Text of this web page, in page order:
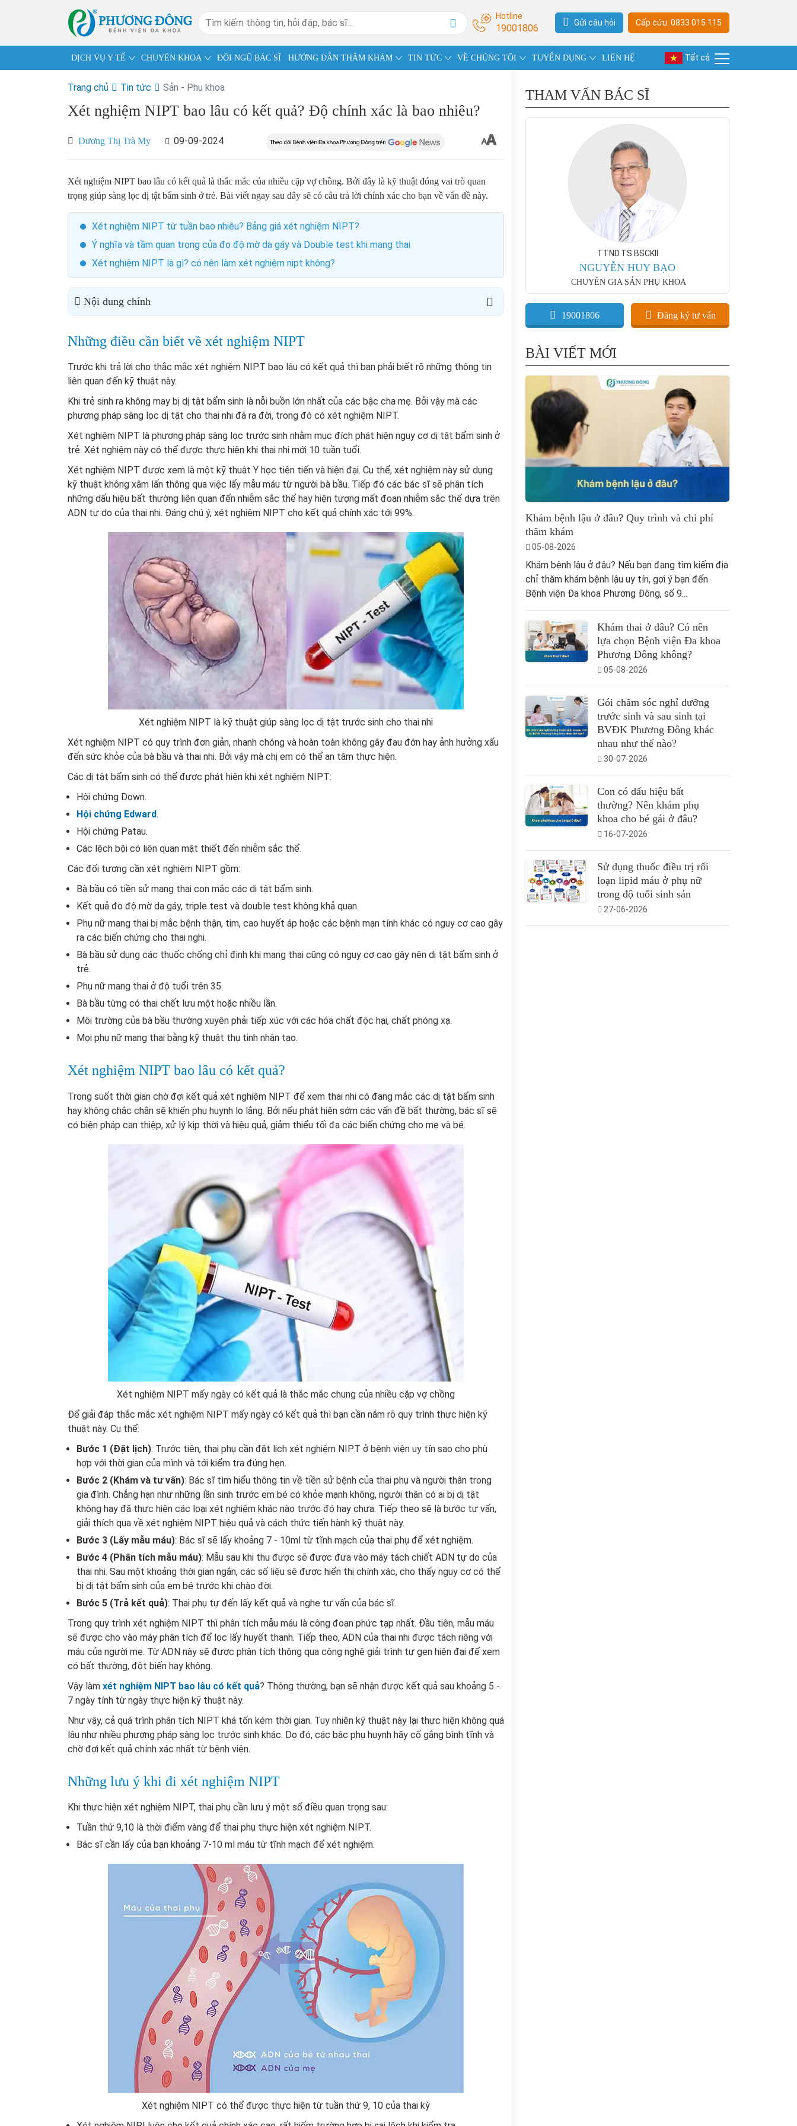
Hotline
19001806 Gửi câu hỏi Cấp cứu: 0833 015 115
DỊCH VỤ Y TẾ CHUYÊN KHOA ĐỘI NGŨ BÁC SĨ HƯỚNG DẪN THĂM KHÁM TIN TỨC VỀ CHÚNG TÔI TUYỂN DỤNG LIÊN HỆ Tất cả
Trang chủ Tin tức Sản - Phụ khoa
Xét nghiệm NIPT bao lâu có kết quả? Độ chính xác là bao nhiêu?
Dương Thị Trà My 09-09-2024
Xét nghiệm NIPT bao lâu có kết quả là thắc mắc của nhiều cặp vợ chồng. Bởi đây là kỹ thuật đóng vai trò quan
trọng giúp sàng lọc dị tật bẩm sinh ở trẻ. Bài viết ngay sau đây sẽ có câu trả lời chính xác cho bạn về vấn đề này.
Xét nghiệm NIPT từ tuần bao nhiêu? Bảng giá xét nghiệm NIPT?
Ý nghĩa và tầm quan trọng của đo độ mờ da gáy và Double test khi mang thai
Xét nghiệm NIPT là gì? có nên làm xét nghiệm nipt không?
Nội dung chính
Những điều cần biết về xét nghiệm NIPT
Trước khi trả lời cho thắc mắc xét nghiệm NIPT bao lâu có kết quả thì bạn phải biết rõ những thông tin
liên quan đến kỹ thuật này.
Khi trẻ sinh ra không may bị dị tật bẩm sinh là nỗi buồn lớn nhất của các bậc cha mẹ. Bởi vậy mà các
phương pháp sàng lọc dị tật cho thai nhi đã ra đời, trong đó có xét nghiệm NIPT.
Xét nghiệm NIPT là phương pháp sàng lọc trước sinh nhằm mục đích phát hiện nguy cơ dị tật bẩm sinh ở
trẻ. Xét nghiệm này có thể được thực hiện khi thai nhi mới 10 tuần tuổi.
Xét nghiệm NIPT được xem là một kỹ thuật Y học tiên tiến và hiện đại. Cụ thể, xét nghiệm này sử dụng
kỹ thuật không xâm lấn thông qua việc lấy mẫu máu từ người bà bầu. Tiếp đó các bác sĩ sẽ phân tích
những dấu hiệu bất thường liên quan đến nhiễm sắc thể hay hiện tượng mất đoạn nhiễm sắc thể dựa trên
ADN tự do của thai nhi. Đáng chú ý, xét nghiệm NIPT cho kết quả chính xác tới 99%.
Xét nghiệm NIPT là kỹ thuật giúp sàng lọc dị tật trước sinh cho thai nhi
Xét nghiệm NIPT có quy trình đơn giản, nhanh chóng và hoàn toàn không gây đau đớn hay ảnh hưởng xấu
đến sức khỏe của bà bầu và thai nhi. Bởi vậy mà chị em có thể an tâm thực hiện.
Các dị tật bẩm sinh có thể được phát hiện khi xét nghiệm NIPT:
Hội chứng Down.
Hội chứng Edward.
Hội chứng Patau.
Các lệch bội có liên quan mật thiết đến nhiễm sắc thể.
Các đối tượng cần xét nghiệm NIPT gồm:
Bà bầu có tiền sử mang thai con mắc các dị tật bẩm sinh.
Kết quả đo độ mờ da gáy, triple test và double test không khả quan.
Phụ nữ mang thai bị mắc bệnh thận, tim, cao huyết áp hoặc các bệnh mạn tính khác có nguy cơ cao gây
ra các biến chứng cho thai nghi.
Bà bầu sử dụng các thuốc chống chỉ định khi mang thai cũng có nguy cơ cao gây nên dị tật bẩm sinh ở
trẻ.
Phụ nữ mang thai ở độ tuổi trên 35.
Bà bầu từng có thai chết lưu một hoặc nhiều lần.
Môi trường của bà bầu thường xuyên phải tiếp xúc với các hóa chất độc hại, chất phóng xạ.
Mọi phụ nữ mang thai bằng kỹ thuật thụ tinh nhân tạo.
Xét nghiệm NIPT bao lâu có kết quả?
Trong suốt thời gian chờ đợi kết quả xét nghiệm NIPT để xem thai nhi có đang mắc các dị tật bẩm sinh
hay không chắc chắn sẽ khiến phụ huynh lo lắng. Bởi nếu phát hiện sớm các vấn đề bất thường, bác sĩ sẽ
có biện pháp can thiệp, xử lý kịp thời và hiệu quả, giảm thiểu tối đa các biến chứng cho mẹ và bé.
Xét nghiệm NIPT mấy ngày có kết quả là thắc mắc chung của nhiều cặp vợ chồng
Để giải đáp thắc mắc xét nghiệm NIPT mấy ngày có kết quả thì bạn cần nắm rõ quy trình thực hiện kỹ
thuật này. Cụ thể:
Bước 1 (Đặt lịch): Trước tiên, thai phụ cần đặt lịch xét nghiệm NIPT ở bệnh viện uy tín sao cho phù
hợp với thời gian của mình và tới kiểm tra đúng hẹn.
Bước 2 (Khám và tư vấn): Bác sĩ tìm hiểu thông tin về tiền sử bệnh của thai phụ và người thân trong
gia đình. Chẳng hạn như những lần sinh trước em bé có khỏe mạnh không, người thân có ai bị dị tật
không hay đã thực hiện các loại xét nghiệm khác nào trước đó hay chưa. Tiếp theo sẽ là bước tư vấn,
giải thích qua về xét nghiệm NIPT hiệu quả và cách thức tiến hành kỹ thuật này.
Bước 3 (Lấy mẫu máu): Bác sĩ sẽ lấy khoảng 7 - 10ml từ tĩnh mạch của thai phụ để xét nghiệm.
Bước 4 (Phân tích mẫu máu): Mẫu sau khi thu được sẽ được đưa vào máy tách chiết ADN tự do của
thai nhi. Sau một khoảng thời gian ngắn, các số liệu sẽ được hiển thị chính xác, cho thấy nguy cơ có thể
bị dị tật bẩm sinh của em bé trước khi chào đời.
Bước 5 (Trả kết quả): Thai phụ tự đến lấy kết quả và nghe tư vấn của bác sĩ.
Trong quy trình xét nghiệm NIPT thì phân tích mẫu máu là công đoạn phức tạp nhất. Đầu tiên, mẫu máu
sẽ được cho vào máy phân tích để lọc lấy huyết thanh. Tiếp theo, ADN của thai nhi được tách riêng với
máu của người mẹ. Từ ADN này sẽ được phân tích thông qua công nghệ giải trình tự gen hiện đại để xem
có bất thường, đột biến hay không.
Vậy làm xét nghiệm NIPT bao lâu có kết quả? Thông thường, bạn sẽ nhận được kết quả sau khoảng 5 -
7 ngày tính từ ngày thực hiện kỹ thuật này.
Như vậy, cả quá trình phân tích NIPT khá tốn kém thời gian. Tuy nhiên kỹ thuật này lại thực hiện không quá
lâu như nhiều phương pháp sàng lọc trước sinh khác. Do đó, các bậc phụ huynh hãy cố gắng bình tĩnh và
chờ đợi kết quả chính xác nhất từ bệnh viện.
Những lưu ý khi đi xét nghiệm NIPT
Khi thực hiện xét nghiệm NIPT, thai phụ cần lưu ý một số điều quan trọng sau:
Tuần thứ 9,10 là thời điểm vàng để thai phụ thực hiện xét nghiệm NIPT.
Bác sĩ cần lấy của bạn khoảng 7-10 ml máu từ tĩnh mạch để xét nghiệm.
Xét nghiệm NIPT có thể được thực hiện từ tuần thứ 9, 10 của thai kỳ
THAM VẤN BÁC SĨ
TTND.TS.BSCKII
NGUYỄN HUY BẠO
CHUYÊN GIA SẢN PHỤ KHOA
19001806 Đăng ký tư vấn
BÀI VIẾT MỚI
Khám bệnh lậu ở đâu? Quy trình và chi phí
thăm khám
05-08-2026
Khám bệnh lậu ở đâu? Nếu bạn đang tìm kiếm địa
chỉ thăm khám bệnh lậu uy tín, gợi ý bạn đến
Bệnh viện Đa khoa Phương Đông, số 9...
Khám thai ở đâu? Có nên
lựa chọn Bệnh viện Đa khoa
Phương Đông không?
05-08-2026
Gói chăm sóc nghỉ dưỡng
trước sinh và sau sinh tại
BVĐK Phương Đông khác
nhau như thế nào?
30-07-2026
Con có dấu hiệu bất
thường? Nên khám phụ
khoa cho bé gái ở đâu?
16-07-2026
Sử dụng thuốc điều trị rối
loạn lipid máu ở phụ nữ
trong độ tuổi sinh sản
27-06-2026